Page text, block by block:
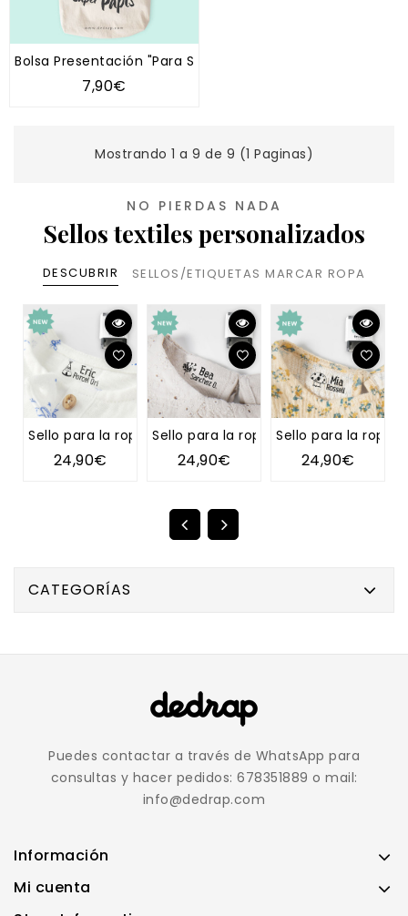
Bolsa Presentación "Para Superpapis"
7,90€
Mostrando 1 a 9 de 9 (1 Paginas)
NO PIERDAS NADA
Sellos textiles personalizados
DESCUBRIR SELLOS/ETIQUETAS MARCAR ROPA
Sello para la ropa TIPI
24,90€
Sello para la ropa DIENTE DE LEÓN
24,90€
Sello para la ropa
24,90€
CATEGORÍAS
Puedes contactar a través de WhatsApp para
consultas y hacer pedidos: 678351889 o mail:
info@dedrap.com
Información
Mi cuenta